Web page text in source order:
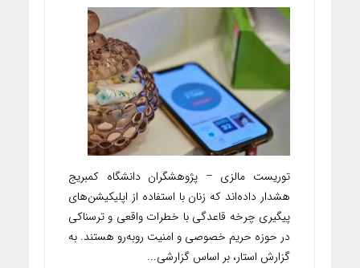
توریست مالزی – پژوهشگران دانشگاه کمبریج
هشدار داده‌اند که زنان با استفاده از اپلیکیشن‌های
پیگیری چرخه قاعدگی با خطرات واقعی و ترسناکی
در حوزه حریم خصوصی و امنیت روبه‌رو هستند. به
گزارش استار، بر اساس گزارشی...